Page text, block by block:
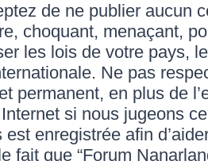
de ne publier aucun
choquant, menaçant,
les lois de votre pays,
Ne pas
permanent, en plus de
Internet si nous jugeons
est enregistrée afin
fait que “Forum